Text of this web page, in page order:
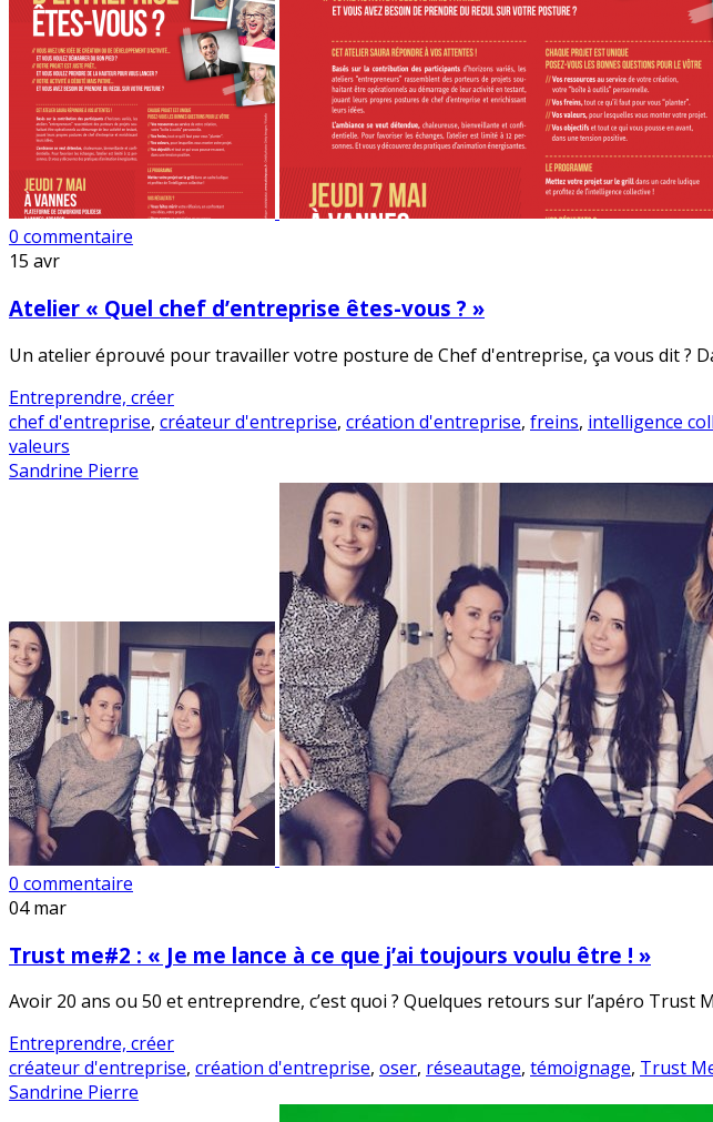
0 commentaire
15 avr
Atelier « Quel chef d’entreprise êtes-vous ? »
Un atelier éprouvé pour travailler votre posture de Chef d'entreprise, ça vous dit ?
Entreprendre, créer
chef d'entreprise, créateur d'entreprise, création d'entreprise, freins, intelligence
valeurs
Sandrine Pierre
0 commentaire
04mar
Trust me#2 : « Je me lance à ce que j’ai toujours voulu être ! »
Avoir 20 ans ou 50 et entreprendre, c’est quoi ? Quelques retours sur l’apéro Trust
Entreprendre, créer
créateur d'entreprise, création d'entreprise, oser, réseautage, témoignage, Trust
Sandrine Pierre